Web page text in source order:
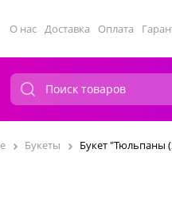
О нас Доставка Оплата
Букеты Букет "Тюльпаны